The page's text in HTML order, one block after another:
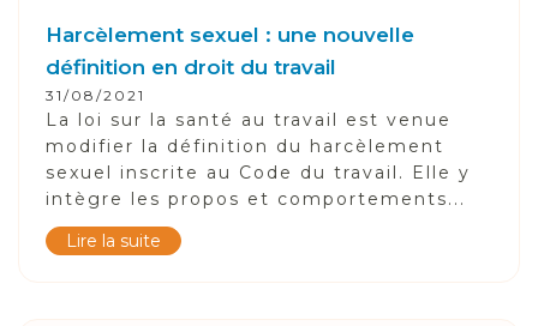
Harcèlement sexuel : une nouvelle
définition en droit du travail
31/08/2021
La loi sur la santé au travail est venue
modifier la définition du harcèlement
sexuel inscrite au Code du travail. Elle y
intègre les propos et comportements...
Lire la suite